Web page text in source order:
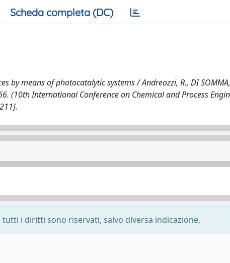
Scheda completa (DC)
by means of photocatalytic systems / Andreozzi, R., DI
(10th International Conference on Chemical and Process
i diritti sono riservati, salvo diversa indicazione.